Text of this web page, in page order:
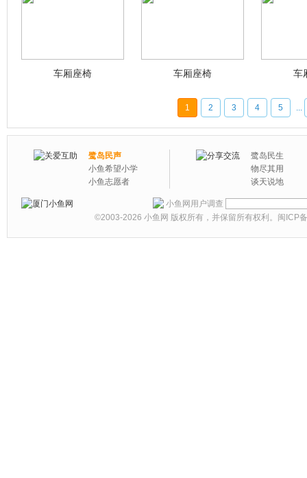
车厢座椅 车厢座椅 车
1 2 3 4 5 ...
鹭岛民声
小鱼希望小学
小鱼志愿者
鹭岛民生
物尽其用
谈天说地
小鱼网用户调查
©2003-2026 小鱼网 版权所有，并保留所有权利。 闽ICP